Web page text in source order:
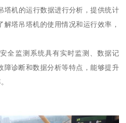
塔机的运行数据进行分析，提供统计
塔吊塔机的使用情况和运行效率，
全监测系统具有实时监测、数据记
障诊断和数据分析等特点，能够提升